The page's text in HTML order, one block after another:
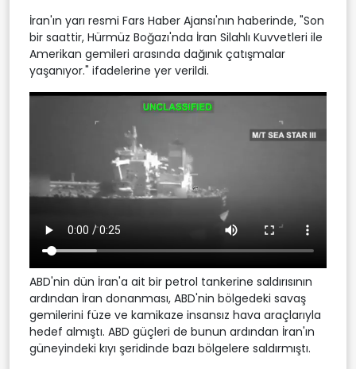
İran'ın yarı resmi Fars Haber Ajansı'nın haberinde, "Son
bir saattir, Hürmüz Boğazı'nda İran Silahlı Kuvvetleri ile
Amerikan gemileri arasında dağınık çatışmalar
yaşanıyor." ifadelerine yer verildi.
ABD'nin dün İran'a ait bir petrol tankerine saldırısının
ardından İran donanması, ABD'nin bölgedeki savaş
gemilerini füze ve kamikaze insansız hava araçlarıyla
hedef almıştı. ABD güçleri de bunun ardından İran'ın
güneyindeki kıyı şeridinde bazı bölgelere saldırmıştı.